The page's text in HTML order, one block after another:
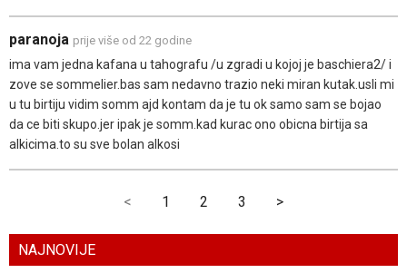
paranoja prije više od 22 godine
ima vam jedna kafana u tahografu /u zgradi u kojoj je baschiera2/ i
zove se sommelier.bas sam nedavno trazio neki miran kutak.usli mi
u tu birtiju vidim somm ajd kontam da je tu ok samo sam se bojao
da ce biti skupo.jer ipak je somm.kad kurac ono obicna birtija sa
alkicima.to su sve bolan alkosi
< 1 2 3 >
NAJNOVIJE